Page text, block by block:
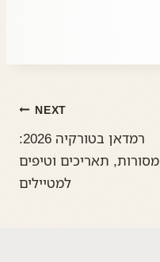
NEXT
רמדאן בטורקיה 2026:
מסורות, תאריכים וטיפים
למטיילים